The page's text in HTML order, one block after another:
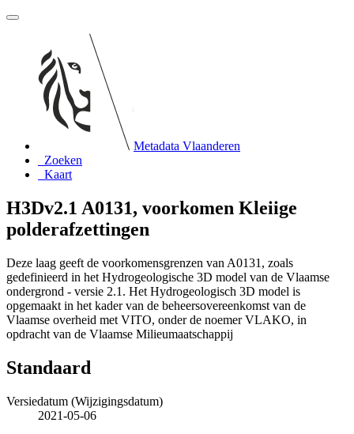
Metadata Vlaanderen
Zoeken
Kaart
H3Dv2.1 A0131, voorkomen Kleiige
polderafzettingen
Deze laag geeft de voorkomensgrenzen van A0131, zoals
gedefinieerd in het Hydrogeologische 3D model van de Vlaamse
ondergrond - versie 2.1. Het Hydrogeologisch 3D model is
opgemaakt in het kader van de beheersovereenkomst van de
Vlaamse overheid met VITO, onder de noemer VLAKO, in
opdracht van de Vlaamse Milieumaatschappij
Standaard
Versiedatum (Wijzigingsdatum)
2021-05-06